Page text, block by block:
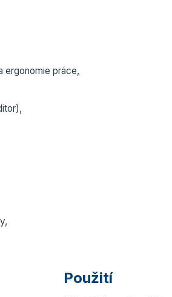
ergonomie práce,
Použití